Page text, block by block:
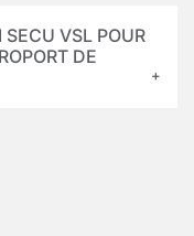
SECU VSL POUR
DE